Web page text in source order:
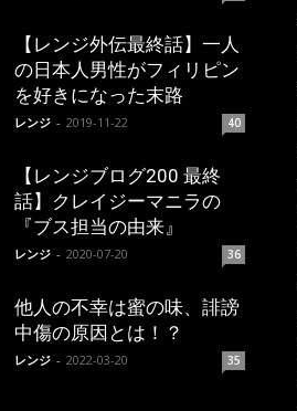
【レンジ外伝最終話】一人
の日本人男性がフィリピン
を好きになった末路
レンジ - 2019-11-22 40
【レンジブログ200 最終
話】クレイジーマニラの
『ブス担当の由来』
レンジ - 2020-07-20 36
他人の不幸は蜜の味、誹謗
中傷の原因とは！？
レンジ - 2022-03-20 35